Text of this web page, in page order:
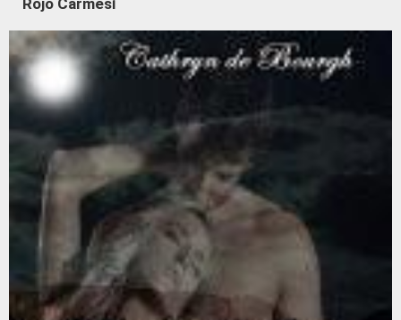
Rojo Carmesí